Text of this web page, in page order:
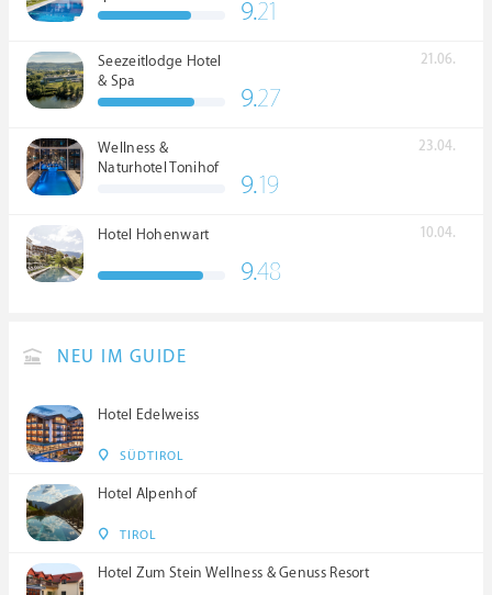
9.21
Seezeitlodge Hotel
& Spa
21.06.
9.27
Wellness &
Naturhotel Tonihof
23.04.
9.19
Hotel Hohenwart 10.04.
9.48
NEU IM GUIDE
Hotel Edelweiss
SÜDTIROL
Hotel Alpenhof
TIROL
Hotel Zum Stein Wellness & Genuss Resort